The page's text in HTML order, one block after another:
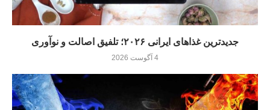
جدیدترین غذاهای ایرانی ۲۰۲۶؛ تلفیق اصالت و نوآوری
4 آگوست 2026